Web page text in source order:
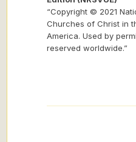
“Copyright © 2021
Churches of Christ in
America. Used by
reserved worldwide.”